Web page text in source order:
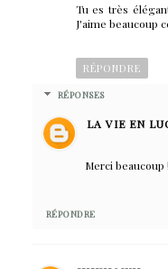
Tu es très
J'aime beaucoup
RÉPONDRE
RÉPONSES
LA VIE EN
Merci beaucoup
RÉPONDRE